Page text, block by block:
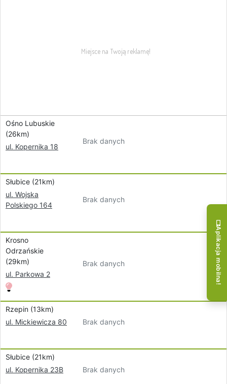
Ośno Lubuskie
(26km)
ul. Kopernika 18
Brak danych
Słubice (21km)
ul. Wojska
Polskiego 164
Brak danych
Krosno
Odrzańskie
(29km)
ul. Parkowa 2
Brak danych
Rzepin (13km)
ul. Mickiewicza 80
Brak danych
Słubice (21km)
ul. Kopernika 23B
Brak danych
Aplikacja mobilna!